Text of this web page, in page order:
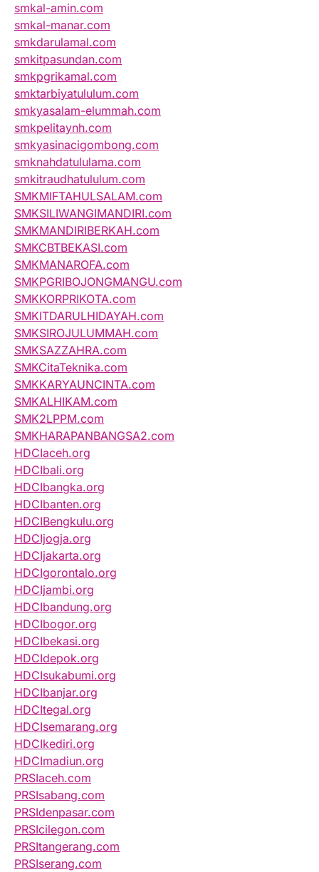
smkal-amin.com
smkal-manar.com
smkdarulamal.com
smkitpasundan.com
smkpgrikamal.com
smktarbiyatululum.com
smkyasalam-elummah.com
smkpelitaynh.com
smkyasinacigombong.com
smknahdatululama.com
smkitraudhatululum.com
SMKMIFTAHULSALAM.com
SMKSILIWANGIMANDIRI.com
SMKMANDIRIBERKAH.com
SMKCBTBEKASI.com
SMKMANAROFA.com
SMKPGRIBOJONGMANGU.com
SMKKORPRIKOTA.com
SMKITDARULHIDAYAH.com
SMKSIROJULUMMAH.com
SMKSAZZAHRA.com
SMKCitaTeknika.com
SMKKARYAUNCINTA.com
SMKALHIKAM.com
SMK2LPPM.com
SMKHARAPANBANGSA2.com
HDCIaceh.org
HDCIbali.org
HDCIbangka.org
HDCIbanten.org
HDCIBengkulu.org
HDCIjogja.org
HDCIjakarta.org
HDCIgorontalo.org
HDCIjambi.org
HDCIbandung.org
HDCIbogor.org
HDCIbekasi.org
HDCIdepok.org
HDCIsukabumi.org
HDCIbanjar.org
HDCItegal.org
HDCIsemarang.org
HDCIkediri.org
HDCImadiun.org
PRSIaceh.com
PRSIsabang.com
PRSIdenpasar.com
PRSIcilegon.com
PRSItangerang.com
PRSIserang.com